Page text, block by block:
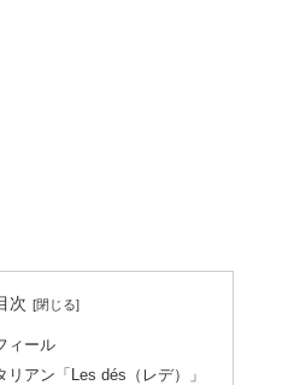
次
ィール
リアン「Les dés（レデ）」